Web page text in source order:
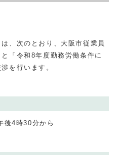
、次のとおり、大阪市従業員
「令和8年度勤務労働条件に
を行います。
4時30分から